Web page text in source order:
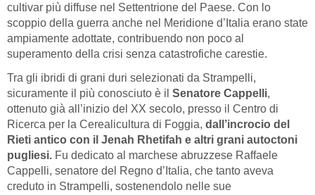
cultivar più diffuse nel Settentrione del Paese. Con lo
scoppio della guerra anche nel Meridione d’Italia erano state
ampiamente adottate, contribuendo non poco al
superamento della crisi senza catastrofiche carestie.
Tra gli ibridi di grani duri selezionati da Strampelli,
sicuramente il più conosciuto è il Senatore Cappelli,
ottenuto già all’inizio del XX secolo, presso il Centro di
Ricerca per la Cerealicultura di Foggia, dall’incrocio del
Rieti antico con il Jenah Rhetifah e altri grani autoctoni
pugliesi. Fu dedicato al marchese abruzzese Raffaele
Cappelli, senatore del Regno d’Italia, che tanto aveva
creduto in Strampelli, sostenendolo nelle sue